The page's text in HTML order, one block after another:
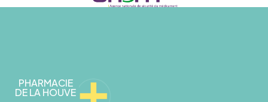
PHARMACIE
DE LA HOUVE